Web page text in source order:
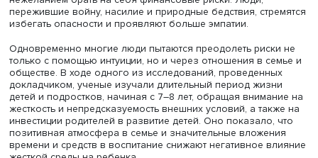
жизни, имеет больше сексуальных контактов и
по сравнению со сверстницами.
С точки зрения общей психологии это показывает,
противоречивым может быть влияние негативных
окружающей среды на развитие детей и подростков.
исследования также показывают, что бедность, низкий
уровень благополучия, разводы и употребление
родителями негативно сказываются на когнитивных
успеваемости и проявлениях агрессии, формируя
кумулятивную модель риска, депривации и стресса.